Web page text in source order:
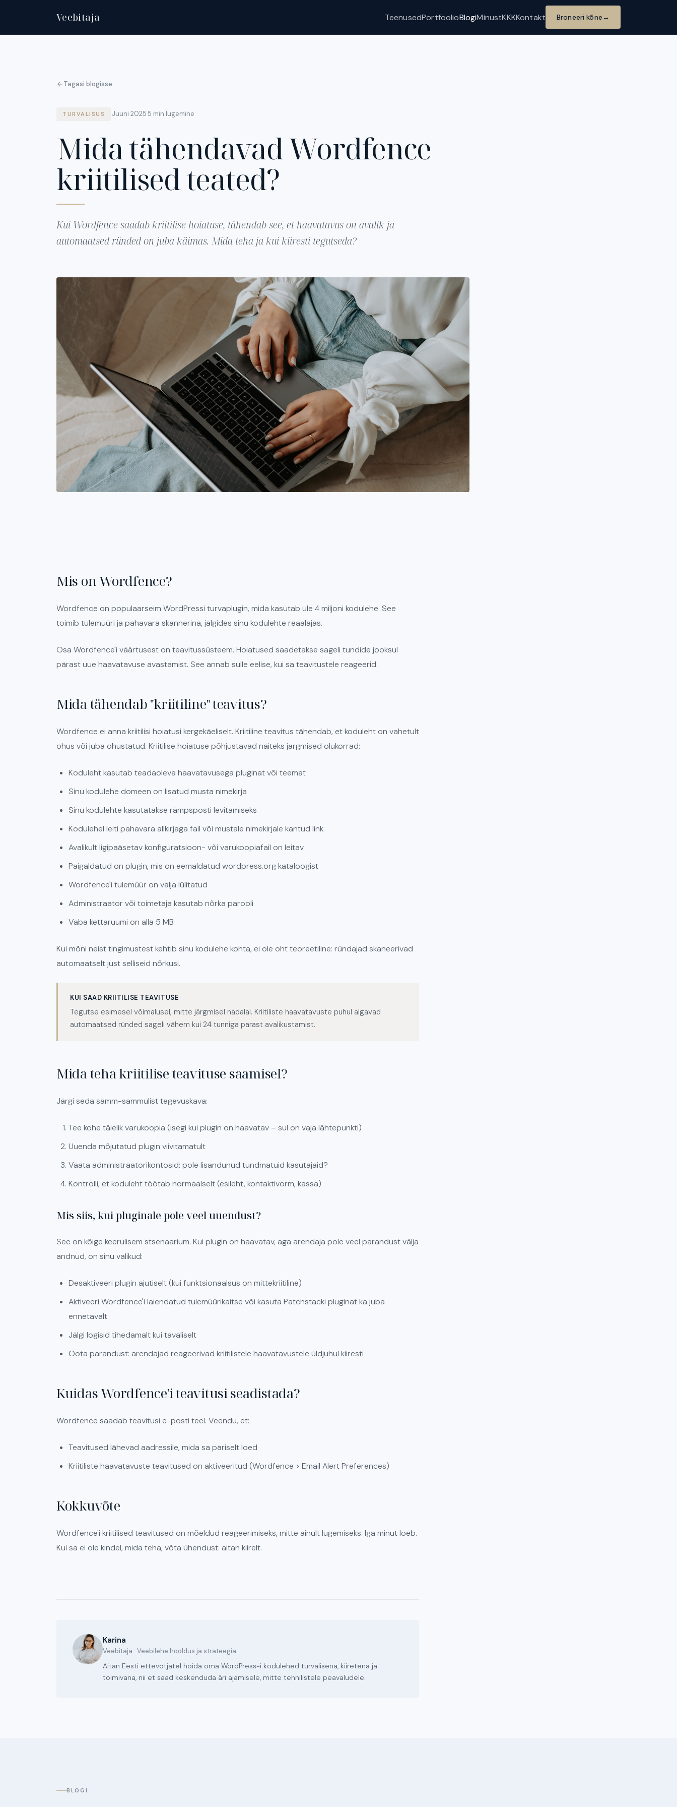
Veebitaja TeenusedPortfoolioBlogiMinustKKKKontakt Broneeri kõne→
Tagasi blogisse
TURVALISUS ·Juuni 2025·5 min lugemine
Mida tähendavad Wordfence
kriitilised teated?
Kui Wordfence saadab kriitilise hoiatuse, tähendab see, et haavatavus on avalik ja
automaatsed ründed on juba käimas. Mida teha ja kui kiiresti tegutseda?
Mis on Wordfence?
Wordfence on populaarseim WordPressi turvaplugin, mida kasutab üle 4 miljoni kodulehe. See
toimib tulemüüri ja pahavara skännerina, jälgides sinu kodulehte reaalajas.
Osa Wordfence'i väärtusest on teavitussüsteem. Hoiatused saadetakse sageli tundide jooksul
pärast uue haavatavuse avastamist. See annab sulle eelise, kui sa teavitustele reageerid.
Mida tähendab "kriitiline" teavitus?
Wordfence ei anna kriitilisi hoiatusi kergekäeliselt. Kriitiline teavitus tähendab, et koduleht on vahetult
ohus või juba ohustatud. Kriitilise hoiatuse põhjustavad näiteks järgmised olukorrad:
Koduleht kasutab teadaoleva haavatavusega pluginat või teemat
Sinu kodulehe domeen on lisatud musta nimekirja
Sinu kodulehte kasutatakse rämpsposti levitamiseks
Kodulehel leiti pahavara allkirjaga fail või mustale nimekirjale kantud link
Avalikult ligipääsetav konfiguratsioon- või varukoopiafail on leitav
Paigaldatud on plugin, mis on eemaldatud wordpress.org kataloogist
Wordfence'i tulemüür on välja lülitatud
Administraator või toimetaja kasutab nõrka parooli
Vaba kettaruumi on alla 5 MB
Kui mõni neist tingimustest kehtib sinu kodulehe kohta, ei ole oht teoreetiline: ründajad skaneerivad
automaatselt just selliseid nõrkusi.
KUI SAAD KRIITILISE TEAVITUSE
Tegutse esimesel võimalusel, mitte järgmisel nädalal. Kriitiliste haavatavuste puhul algavad
automaatsed ründed sageli vähem kui 24 tunniga pärast avalikustamist.
Mida teha kriitilise teavituse saamisel?
Järgi seda samm-sammulist tegevuskava:
Tee kohe täielik varukoopia (isegi kui plugin on haavatav – sul on vaja lähtepunkti)
Uuenda mõjutatud plugin viivitamatult
Vaata administraatorikontosid: pole lisandunud tundmatuid kasutajaid?
Kontrolli, et koduleht töötab normaalselt (esileht, kontaktivorm, kassa)
Mis siis, kui pluginale pole veel uuendust?
See on kõige keerulisem stsenaarium. Kui plugin on haavatav, aga arendaja pole veel parandust välja
andnud, on sinu valikud:
Desaktiveeri plugin ajutiselt (kui funktsionaalsus on mittekriitiline)
Aktiveeri Wordfence'i laiendatud tulemüürikaitse või kasuta Patchstacki pluginat ka juba
ennetavalt
Jälgi logisid tihedamalt kui tavaliselt
Oota parandust: arendajad reageerivad kriitilistele haavatavustele üldjuhul kiiresti
Kuidas Wordfence'i teavitusi seadistada?
Wordfence saadab teavitusi e-posti teel. Veendu, et:
Teavitused lähevad aadressile, mida sa päriselt loed
Kriitiliste haavatavuste teavitused on aktiveeritud (Wordfence > Email Alert Preferences)
Kokkuvõte
Wordfence'i kriitilised teavitused on mõeldud reageerimiseks, mitte ainult lugemiseks. Iga minut loeb.
Kui sa ei ole kindel, mida teha, võta ühendust: aitan kiirelt.
Karina
Veebitaja · Veebilehe hooldus ja strateegia
Aitan Eesti ettevõtjatel hoida oma WordPress-i kodulehed turvalisena, kiiretena ja
toimivana, nii et saad keskenduda äri ajamisele, mitte tehnilistele peavaludele.
BLOGI